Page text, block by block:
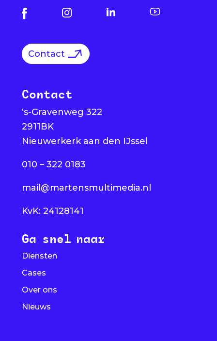
Contact
Contact
‘s-Gravenweg 322
2911BK
Nieuwerkerk aan den IJssel
010 – 322 0183
mail@martensmultimedia.nl
KvK: 24128141
Ga snel naar
Diensten
Cases
Over ons
Nieuws